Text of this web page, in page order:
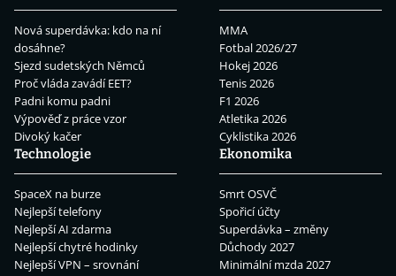
Nová superdávka: kdo na ní
dosáhne?
Sjezd sudetských Němců
Proč vláda zavádí EET?
Padni komu padni
Výpověď z práce vzor
Divoký kačer
MMA
Fotbal 2026/27
Hokej 2026
Tenis 2026
F1 2026
Atletika 2026
Cyklistika 2026
Technologie
SpaceX na burze
Nejlepší telefony
Nejlepší AI zdarma
Nejlepší chytré hodinky
Nejlepší VPN – srovnání
Ekonomika
Smrt OSVČ
Spořicí účty
Superdávka – změny
Důchody 2027
Minimální mzda 2027